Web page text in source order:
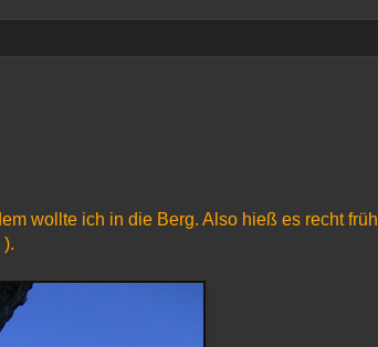
wollte ich in die Berg. Also hieß es recht früh